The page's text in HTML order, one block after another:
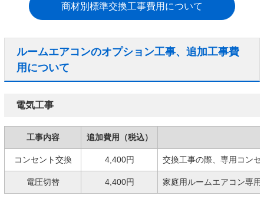
商材別標準交換工事費用について
ルームエアコンのオプション工事、追加工事費
用について
電気工事
工事内容 追加費用（税込）
コンセント交換 4,400円 交換工事の際、専用コン
電圧切替 4,400円 家庭用ルームエアコン専